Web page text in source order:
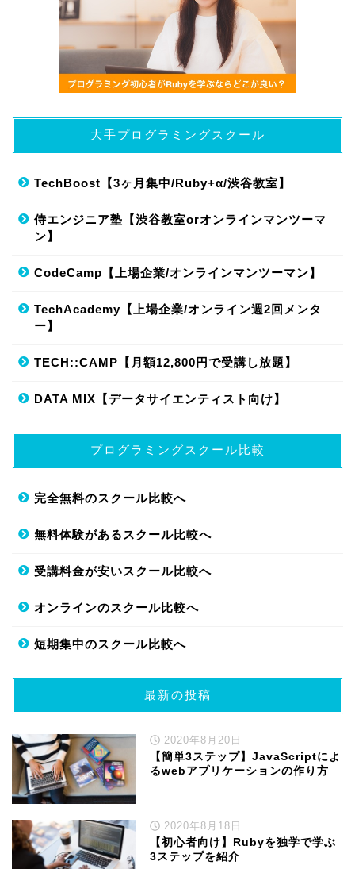
大手プログラミングスクール
TechBoost【3ヶ月集中/Ruby+α/渋谷教室】
侍エンジニア塾【渋谷教室orオンラインマンツーマ
ン】
CodeCamp【上場企業/オンラインマンツーマン】
TechAcademy【上場企業/オンライン週2回メンタ
ー】
TECH::CAMP【月額12,800円で受講し放題】
DATA MIX【データサイエンティスト向け】
プログラミングスクール比較
完全無料のスクール比較へ
無料体験があるスクール比較へ
受講料金が安いスクール比較へ
オンラインのスクール比較へ
短期集中のスクール比較へ
最新の投稿
2020年8月20日
【簡単3ステップ】JavaScriptによ
るwebアプリケーションの作り方
2020年8月18日
【初心者向け】Rubyを独学で学ぶ
3ステップを紹介